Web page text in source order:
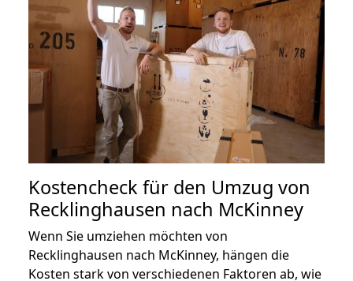
Kostencheck für den Umzug von
Recklinghausen nach McKinney
Wenn Sie umziehen möchten von
Recklinghausen nach McKinney, hängen die
Kosten stark von verschiedenen Faktoren ab, wie